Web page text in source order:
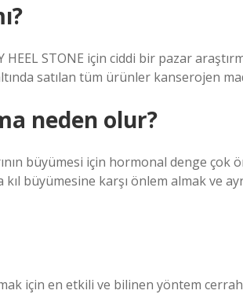
STONE için ciddi bir pazar
satılan tüm ürünler kanserojen
neden olur?
büyümesi için hormonal denge çok
büyümesine karşı önlem almak ve
için en etkili ve bilinen yöntem